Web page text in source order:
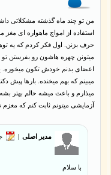
من تو چند ماه گذشته مشکلاتی
استفاده از امواج ماهواره ای مغز
حرف بزنن. اول فکر کردم که یه
میتونن چهره هاشون رو بفرستن تو
اعضای بدنم خودش تکون میخوره.
میبینم که بهم میخنده. بارها پیش
میذارم و باعث میشه حالم بهتر
آزمایشی میتونم ثابت کنم که
مدیر اصلی
با سلام